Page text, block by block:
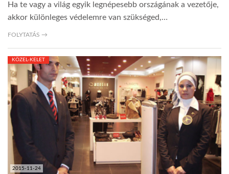
Ha te vagy a világ egyik legnépesebb országának a vezetője,
akkor különleges védelemre van szükséged,…
FOLYTATÁS →
2015-11-24
KÖZEL-KELET